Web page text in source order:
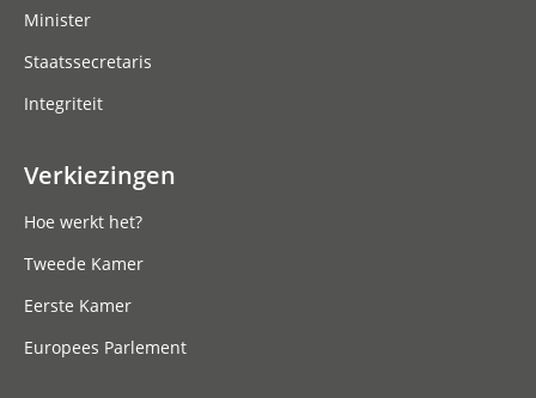
Minister
Staatssecretaris
Integriteit
Verkiezingen
Hoe werkt het?
Tweede Kamer
Eerste Kamer
Europees Parlement